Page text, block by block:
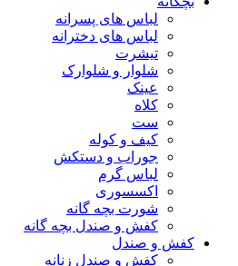
لباس های پسرانه
لباس های دخترانه
تیشرت
شلوار و شلوارک
عینک
کلاه
ست
کیف و کوله
جوراب و دستکش
لباس گرم
اکسسوری
شورت بچه گانه
کفش و صندل بچه گانه
کفش و صندل
کفش و صندل زنانه